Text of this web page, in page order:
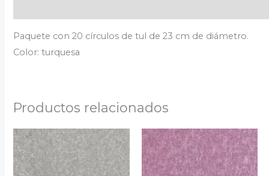
Paquete con 20 círculos de tul de 23 cm de diámetro.
Color: turquesa
Productos relacionados